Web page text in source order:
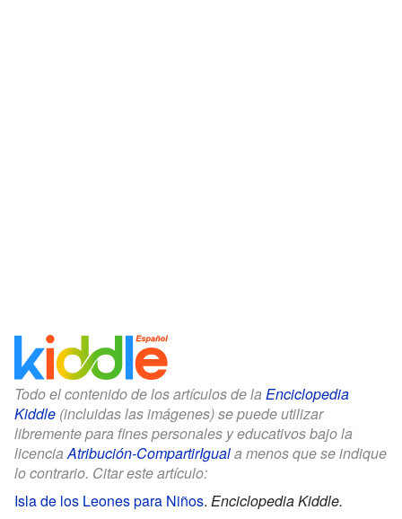
Todo el contenido de los artículos de la Enciclopedia
Kiddle (incluidas las imágenes) se puede utilizar
libremente para fines personales y educativos bajo la
licencia Atribución-CompartirIguala menos que se indique
lo contrario. Citar este artículo:
Isla de los Leones para Niños. Enciclopedia Kiddle.